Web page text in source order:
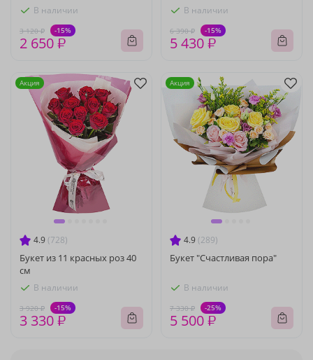
В наличии
3 120 ₽ -15%
2 650 ₽
В наличии
6 390 ₽ -15%
5 430 ₽
4.9 (728)
Букет из 11 красных роз 40
см
В наличии
3 920 ₽ -15%
3 330 ₽
Акция
4.9 (289)
Букет "Счастливая пора"
В наличии
7 330 ₽ -25%
5 500 ₽
Акция